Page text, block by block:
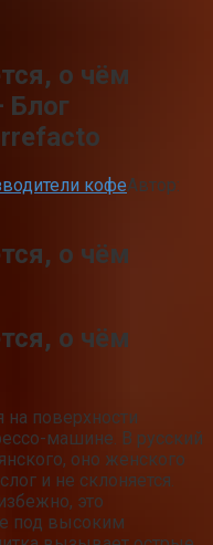
о чём
Блог
кофеАвтор:
о чём
о чём
поверхности
машине. В русский
оно женского
и не склоняется.
это
под высоким